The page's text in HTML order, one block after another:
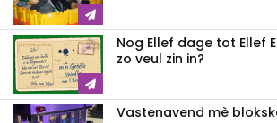
Nog Ellef dage tot Ellef
zo veul zin in?
Vastenavend mè